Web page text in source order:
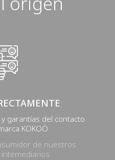
garantías del contacto
KOKOÖ
de nuestros